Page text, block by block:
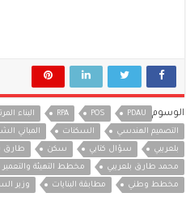
الوسوم PDAU
POS
RPA البناء
التصميم الهندسي
السكنات المباني
بلعريبي
سؤال كتابي سكن طارق
محمد طارق بلعريبي
مخطط التهيئة والتعمير
مخطط وطني
مطابقة البنايات وزير